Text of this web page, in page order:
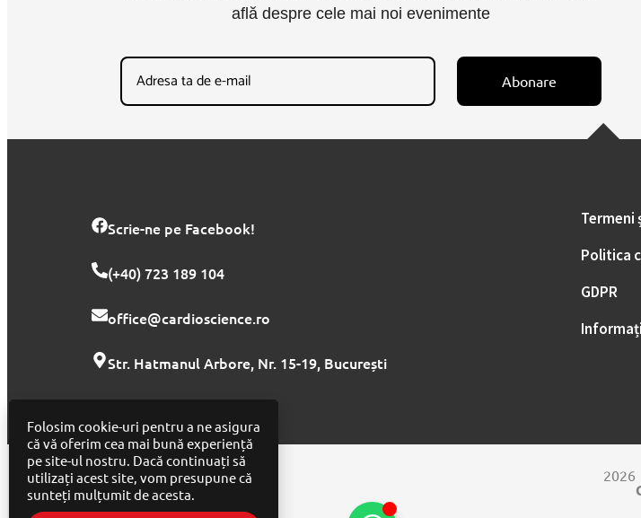
află despre cele mai noi evenimente
Abonare
Scrie-ne pe Facebook!
(+40) 723 189 104
office@cardioscience.ro
Str. Hatmanul Arbore, Nr. 15-19, București
Termeni
Politica
GDPR
2026
Folosim cookie-uri pentru a ne asigura
că vă oferim cea mai bună experiență
pe site-ul nostru. Dacă continuați să
utilizați acest site, vom presupune că
sunteți mulțumit de acesta.